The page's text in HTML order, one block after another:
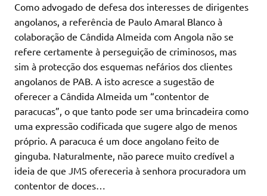
Como advogado de defesa dos interesses de dirigentes
angolanos, a referência de Paulo Amaral Blanco à
colaboração de Cândida Almeida com Angola não se
refere certamente à perseguição de criminosos, mas
sim à protecção dos esquemas nefários dos clientes
angolanos de PAB. A isto acresce a sugestão de
oferecer a Cândida Almeida um “contentor de
paracucas”, o que tanto pode ser uma brincadeira como
uma expressão codificada que sugere algo de menos
próprio. A paracuca é um doce angolano feito de
ginguba. Naturalmente, não parece muito credível a
ideia de que JMS ofereceria à senhora procuradora um
contentor de doces…